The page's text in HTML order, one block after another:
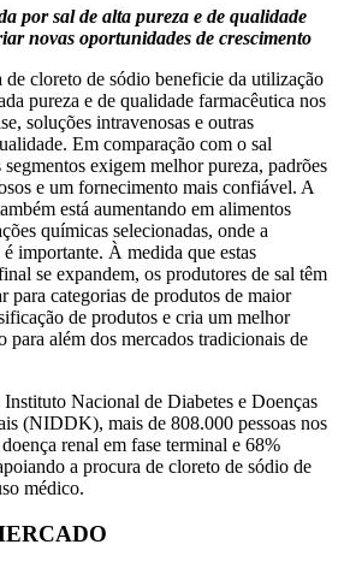
por sal de alta pureza e de qualidade
novas oportunidades de crescimento
de cloreto de sódio beneficie da utilização
pureza e de qualidade farmacêutica nos
soluções intravenosas e outras
Em comparação com o sal
exigem melhor pureza, padrões
e um fornecimento mais confiável. A
está aumentando em alimentos
químicas selecionadas, onde a
importante. À medida que estas
se expandem, os produtores de sal têm
para categorias de produtos de maior
de produtos e cria um melhor
para além dos mercados tradicionais de
Nacional de Diabetes e Doenças
(NIDDK), mais de 808.000 pessoas nos
renal em fase terminal e 68%
a procura de cloreto de sódio de
médico.